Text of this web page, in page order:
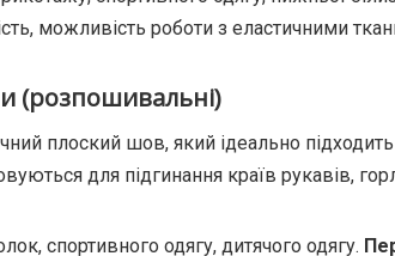
можливість роботи з еластичними
(розпошивальні)
плоский шов, який ідеально
для підгинання країв рукавів,
спортивного одягу, дитячого одягу.